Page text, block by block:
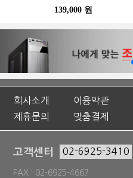
139,000 원
회사소개 이용약관
제휴문의
맞춤결제
고객센터 02-6925-3410
FAX : 02-6925-4667